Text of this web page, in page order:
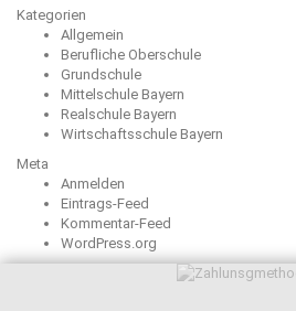
Kategorien
Allgemein
Berufliche Oberschule
Grundschule
Mittelschule Bayern
Realschule Bayern
Wirtschaftsschule Bayern
Meta
Anmelden
Eintrags-Feed
Kommentar-Feed
WordPress.org